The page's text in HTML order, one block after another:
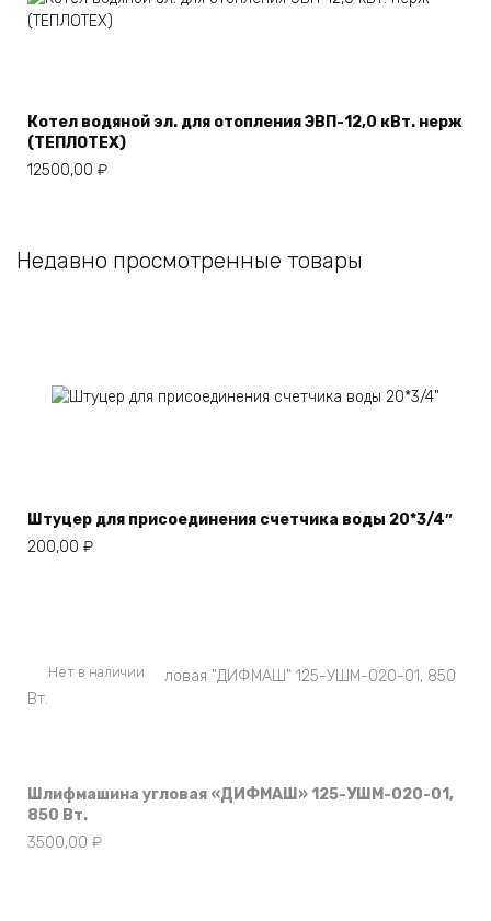
Котел водяной эл. для отопления ЭВП-12,0 кВт. нерж
(ТЕПЛОТЕХ)
12500,00 ₽
Недавно просмотренные товары
Штуцер для присоединения счетчика воды 20*3/4″
200,00 ₽
Нет в наличии
Шлифмашина угловая «ДИФМАШ» 125-УШМ-020-01,
850 Вт.
3500,00 ₽